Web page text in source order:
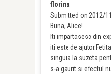
florina
Submitted on 2012/
Buna, Alice!
Iti impartasesc din
iti este de
singura la suzeta
s-a gaurit si efectul